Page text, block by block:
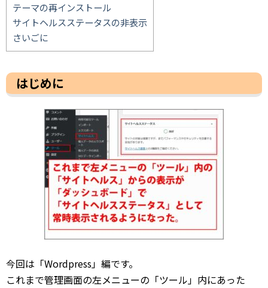
テーマの再インストール
サイトヘルスステータスの非表示
さいごに
はじめに
今回は「Wordpress」編です。
これまで管理画面の左メニューの「ツール」内にあった